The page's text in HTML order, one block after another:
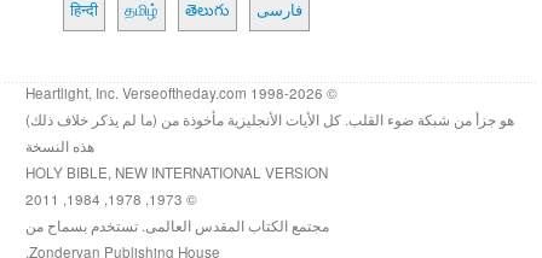
हिन्दी தமிழ் తెలుగు فارسی
© 1998-2026 Heartlight, Inc. Verseoftheday.com
هو جزأ من شبكة ضوء القلب. كل الأيات الأنجليزية مأخوذة من (ما لم يذكر خلاف ذلك)
هذه النسخة
HOLY BIBLE, NEW INTERNATIONAL VERSION
© 1973, 1978, 1984, 2011
مجتمع الكتاب المقدس العالمى. تستخدم بسماح من
Zondervan Publishing House.